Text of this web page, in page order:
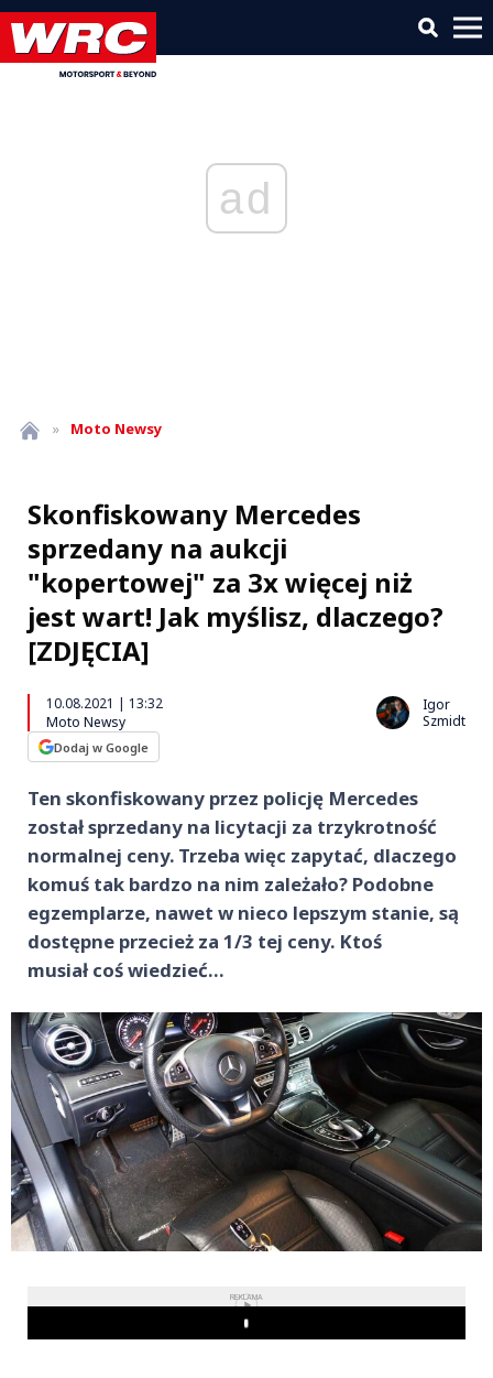
ad
» Moto Newsy
Skonfiskowany Mercedes
sprzedany na aukcji
"kopertowej" za 3x więcej niż
jest wart! Jak myślisz, dlaczego?
[ZDJĘCIA]
10.08.2021 | 13:32
Moto Newsy
Dodaj w Google
Igor
Szmidt
Ten skonfiskowany przez policję Mercedes
został sprzedany na licytacji za trzykrotność
normalnej ceny. Trzeba więc zapytać, dlaczego
komuś tak bardzo na nim zależało? Podobne
egzemplarze, nawet w nieco lepszym stanie, są
dostępne przecież za 1/3 tej ceny. Ktoś
musiał coś wiedzieć…
REKLAMA
Play